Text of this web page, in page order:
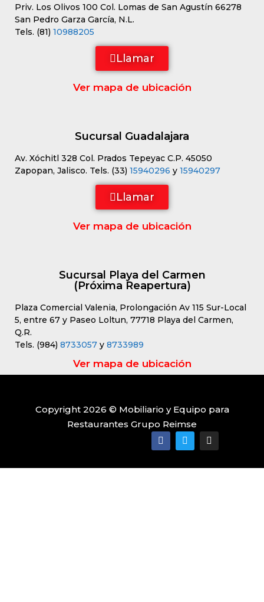
Priv. Los Olivos 100 Col. Lomas de San Agustín 66278
San Pedro Garza García, N.L.
Tels. (81) 10988205
Llamar
Ver mapa de ubicación
Sucursal Guadalajara
Av. Xóchitl 328 Col. Prados Tepeyac C.P. 45050
Zapopan, Jalisco. Tels. (33) 15940296 y 15940297
Llamar
Ver mapa de ubicación
Sucursal Playa del Carmen
(Próxima Reapertura)
Plaza Comercial Valenia, Prolongación Av 115 Sur-Local
5, entre 67 y Paseo Loltun, 77718 Playa del Carmen,
Q.R.
Tels. (984) 8733057 y 8733989
Ver mapa de ubicación
Copyright 2026 © Mobiliario y Equipo para
Restaurantes Grupo Reimse